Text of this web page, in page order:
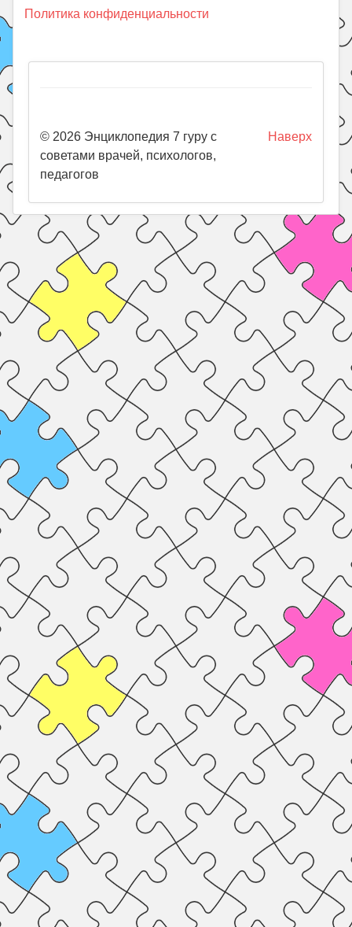
Политика конфиденциальности
Наверх
© 2026 Энциклопедия 7 гуру с
советами врачей, психологов,
педагогов